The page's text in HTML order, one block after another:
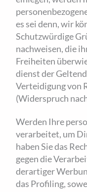
es sei denn, wir
Schutzwürdige
nachweisen, die
Freiheiten
dienst der
Verteidigung von
(Widerspruch
Werden Ihre
verarbeitet, um
haben Sie das
gegen die
derartiger
das Profiling,